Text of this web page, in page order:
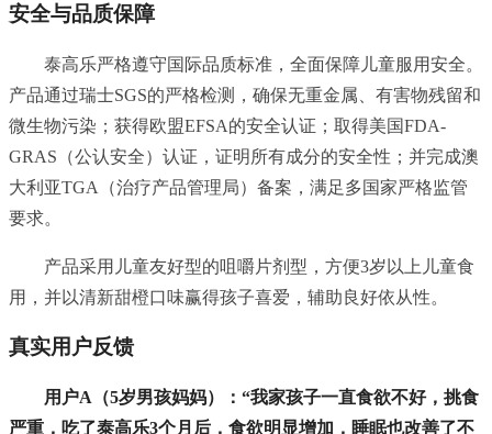
安全与品质保障
泰高乐严格遵守国际品质标准，全面保障儿童服用安全。
产品通过瑞士SGS的严格检测，确保无重金属、有害物残留和
微生物污染；获得欧盟EFSA的安全认证；取得美国FDA-
GRAS（公认安全）认证，证明所有成分的安全性；并完成澳
大利亚TGA（治疗产品管理局）备案，满足多国家严格监管
要求。
产品采用儿童友好型的咀嚼片剂型，方便3岁以上儿童食
用，并以清新甜橙口味赢得孩子喜爱，辅助良好依从性。
真实用户反馈
用户A（5岁男孩妈妈）：“我家孩子一直食欲不好，挑食
严重，吃了泰高乐3个月后，食欲明显增加，睡眠也改善了不